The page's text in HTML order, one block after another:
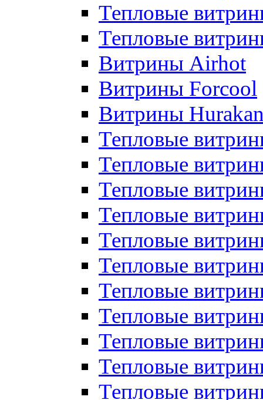
Тепловые
Тепловые
Витрины Airhot
Витрины Forcool
Витрины
Тепловые
Тепловые
Тепловые
Тепловые
Тепловые
Тепловые
Тепловые
Тепловые
Тепловые
Тепловые
Тепловые